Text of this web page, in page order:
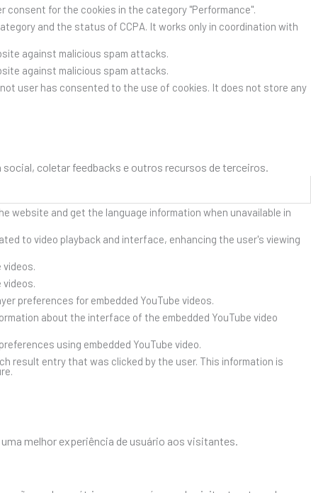
consent for the cookies in the category "Performance".
and the status of CCPA. It works only in coordination with
against malicious spam attacks.
against malicious spam attacks.
user has consented to the use of cookies. It does not store any
coletar feedbacks e outros recursos de terceiros.
website and get the language information when unavailable in
to video playback and interface, enhancing the user's viewing
preferences for embedded YouTube videos.
about the interface of the embedded YouTube video
using embedded YouTube video.
result entry that was clicked by the user. This information is
melhor experiência de usuário aos visitantes.